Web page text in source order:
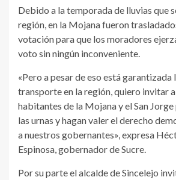
Debido a la temporada de lluvias que
región, en la Mojana fueron
votación para que los moradores
voto sin ningún inconveniente.
«Pero a pesar de eso está garantizada
transporte en la región, quiero invitar
habitantes de la Mojana y el San Jorge
las urnas y hagan valer el derecho
a nuestros gobernantes», expresa
Espinosa, gobernador de Sucre.
Por su parte el alcalde de Sincelejo